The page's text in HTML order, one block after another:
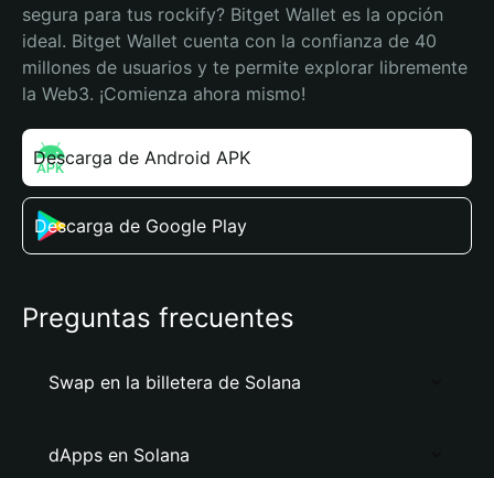
segura para tus rockify? Bitget Wallet es la opción
ideal. Bitget Wallet cuenta con la confianza de 40
millones de usuarios y te permite explorar libremente
la Web3. ¡Comienza ahora mismo!
Descarga de Android APK
Descarga de Google Play
Preguntas frecuentes
Swap en la billetera de Solana
dApps en Solana